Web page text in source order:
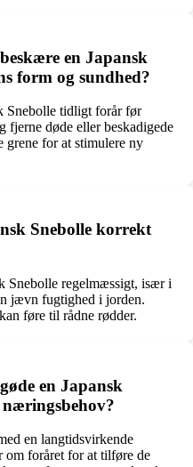
en Japansk
form og sundhed?
Snebolle tidligt forår før
fjerne døde eller beskadigede
grene for at stimulere ny
Snebolle korrekt
Snebolle regelmæssigt, især i
jævn fugtighed i jorden.
føre til rådne rødder.
en Japansk
næringsbehov?
en langtidsvirkende
om foråret for at tilføre de